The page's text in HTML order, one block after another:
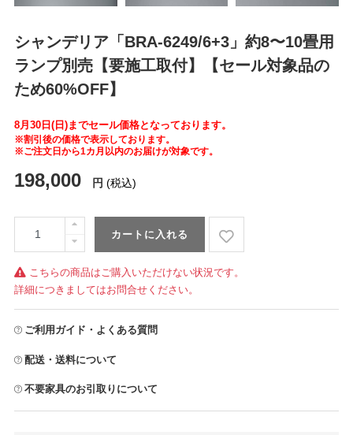
シャンデリア「BRA-6249/6+3」約8〜10畳用
ランプ別売【要施工取付】【セール対象品の
ため60%OFF】
8月30日(日)までセール価格となっております。
※割引後の価格で表示しております。
※ご注文日から1カ月以内のお届けが対象です。
198,000 円 (税込)
カートに入れる
こちらの商品はご購入いただけない状況です。
詳細につきましてはお問合せください。
ご利用ガイド・よくある質問
配送・送料について
不要家具のお引取りについて